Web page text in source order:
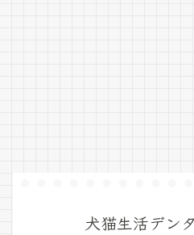
犬猫生活デン